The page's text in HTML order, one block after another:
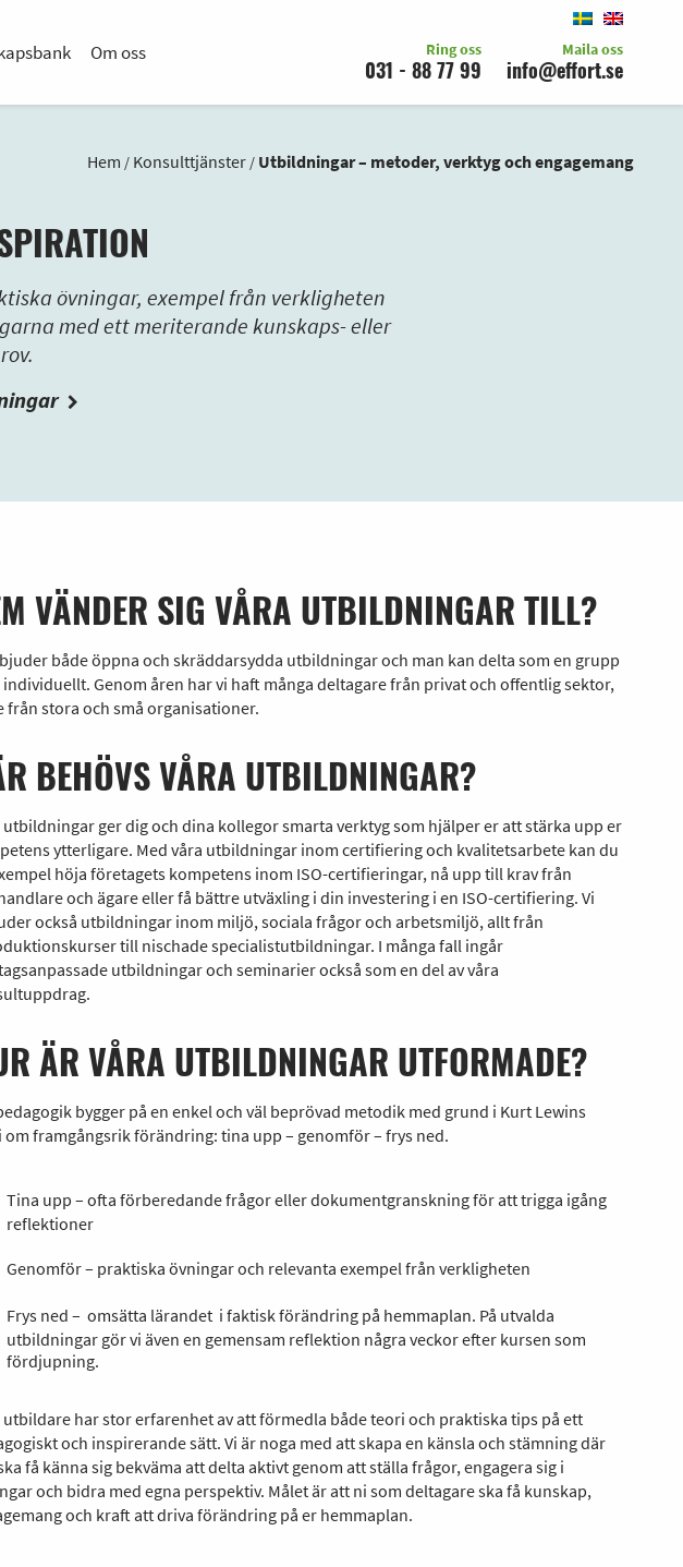
Om oss Ring oss
031 - 88 77 99
Maila oss
info@effort.se
Hem / Konsulttjänster / Utbildningar – metoder, verktyg och engagemang
övningar, exempel från verkligheten
med ett meriterande kunskaps- eller
VÄNDER SIG VÅRA UTBILDNINGAR TILL?
både öppna och skräddarsydda utbildningar och man kan delta som en grupp
Genom åren har vi haft många deltagare från privat och offentlig sektor,
från stora och små organisationer.
BEHÖVS VÅRA UTBILDNINGAR?
utbildningar ger dig och dina kollegor smarta verktyg som hjälper er att stärka upp er
ytterligare. Med våra utbildningar inom certifiering och kvalitetsarbete kan du
höja företagets kompetens inom ISO-certifieringar, nå upp till krav från
och ägare eller få bättre utväxling i din investering i en ISO-certifiering. Vi
också utbildningar inom miljö, sociala frågor och arbetsmiljö, allt från
till nischade specialistutbildningar. I många fall ingår
utbildningar och seminarier också som en del av våra
ÄR VÅRA UTBILDNINGAR UTFORMADE?
bygger på en enkel och väl beprövad metodik med grund i Kurt Lewins
om framgångsrik förändring: tina upp – genomför – frys ned.
Tina upp – ofta förberedande frågor eller dokumentgranskning för att trigga igång
reflektioner
Genomför – praktiska övningar och relevanta exempel från verkligheten
Frys ned – omsätta lärandet i faktisk förändring på hemmaplan. På utvalda
utbildningar gör vi även en gemensam reflektion några veckor efter kursen som
fördjupning.
utbildare har stor erfarenhet av att förmedla både teori och praktiska tips på ett
och inspirerande sätt. Vi är noga med att skapa en känsla och stämning där
få känna sig bekväma att delta aktivt genom att ställa frågor, engagera sig i
och bidra med egna perspektiv. Målet är att ni som deltagare ska få kunskap,
och kraft att driva förändring på er hemmaplan.